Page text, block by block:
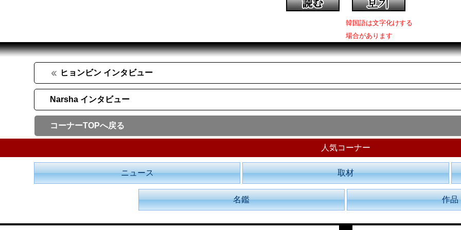
韓国語は文字化けする
場合があります
ヒョンビン インタビュー
Narsha インタビュー
コーナーTOPへ戻る
人気コーナー
ニュース 取材
名鑑 作品